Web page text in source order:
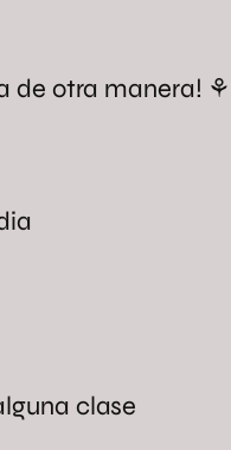
de otra manera! ⚘️
clase